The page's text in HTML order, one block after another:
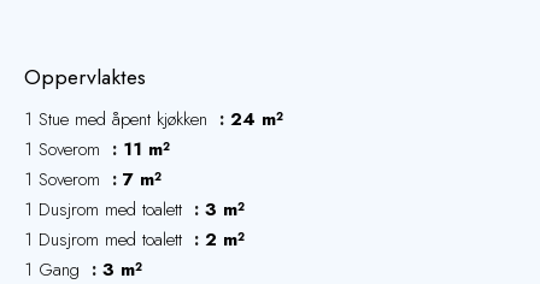
Oppervlaktes
1 Stue med åpent kjøkken
24 m²
1 Soverom
11 m²
1 Soverom
7 m²
1 Dusjrom med toalett
3 m²
1 Dusjrom med toalett
2 m²
1 Gang
3 m²